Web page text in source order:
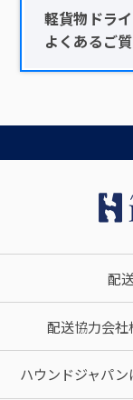
軽貨物ドラ
よくあるご
配
配送協力会社
ハウンドジャパン